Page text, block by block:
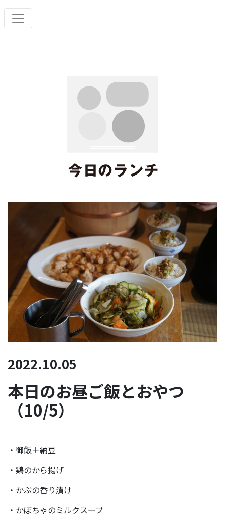
2022.10.05
本日のお昼ご飯とおやつ
（10/5）
・御飯＋納豆
・鶏のから揚げ
・かぶの香り漬け
・かぼちゃのミルクスープ